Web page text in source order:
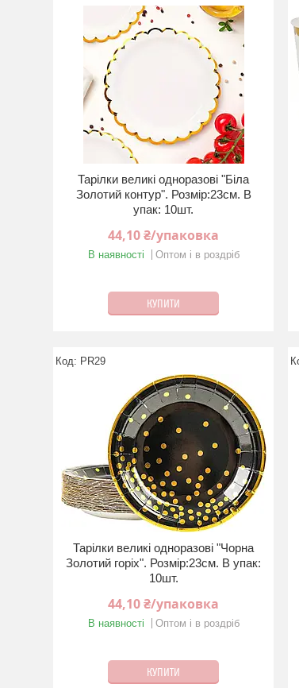
Тарілки великі одноразові "Бiла
Золотий контур". Розмір:23см. В
упак: 10шт.
44,10 ₴/упаковка
В наявності Оптом і в роздріб
КУПИТИ
PR29
Тарілки великі одноразові "Чорна
Золотий горiх". Розмір:23см. В упак:
10шт.
44,10 ₴/упаковка
В наявності Оптом і в роздріб
КУПИТИ